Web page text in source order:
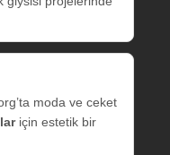
moda ve ceket
için estetik bir